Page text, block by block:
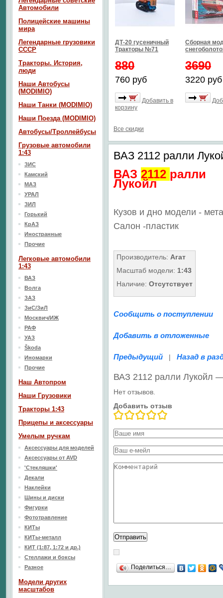
ДТ-20 гусеничный
Тракторы №71
880
760 руб
Добавить в
корзину
Сборная
3690
3220 руб
Все скидки
ВАЗ 2112 ралли
ВАЗ 2112 ралли
Лукойл
Кузов и дно модели -
Салон -пластик
Производитель: Агат
Масштаб модели: 1:43
Наличие: Отсутствует
Сообщить о поступлении
Добавить в отложенные
Предыдущий | Назад в
ВАЗ 2112 ралли Лукойл
Нет отзывов.
Добавить отзыв
Поделиться…
Автомобили
Полицейские машины
мира
Легендарные грузовики
СССР
Тракторы. История,
люди
Наши Автобусы
(MODIMIO)
Наши Танки (MODIMIO)
Наши Поезда (MODIMIO)
Автобусы/Троллейбусы
Грузовые автомобили
1:43
ЗИС
Камский
МАЗ
УРАЛ
ЗИЛ
Горький
КрАЗ
Иностранные
Прочие
Легковые автомобили
1:43
ВАЗ
Волга
ЗАЗ
ЗиС/ЗиЛ
Москвич/ИЖ
РАФ
УАЗ
Škoda
Иномарки
Прочие
Наш Aвтопром
Наши Грузовики
Тракторы 1:43
Прицепы и аксессуары
Умелым ручкам
Аксессуары для моделей
Аксессуары от AVD
'Стекляшки'
Декали
Наклейки
Шины и диски
Фигурки
Фототравление
КИТы
КИТы-металл
КИТ (1:87, 1:72 и др.)
Стеллажи и боксы
Разное
Модели других
масштабов